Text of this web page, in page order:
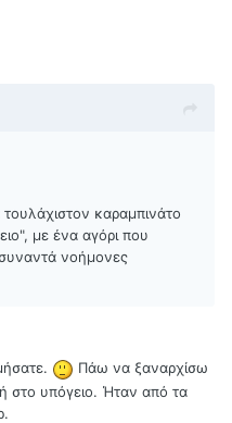
καραμπινάτο
με ένα αγόρι που
νοήμονες
Πάω να ξαναρχίσω
στο υπόγειο. Ήταν από τα